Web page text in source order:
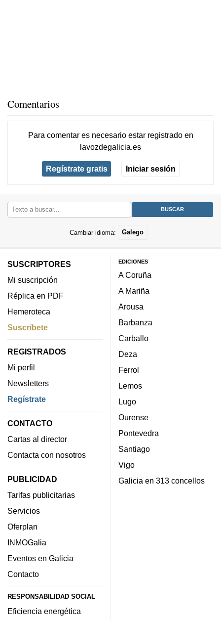
Comentarios
Para comentar es necesario estar registradoen
lavozdegalicia.es
Regístrate gratis Iniciar sesión
Cambiar idioma: Galego
SUSCRIPTORES
Mi suscripción
Réplica en PDF
Hemeroteca
Suscríbete
REGISTRADOS
Mi perfil
Newsletters
Regístrate
CONTACTO
Cartas al director
Contacta con nosotros
PUBLICIDAD
Tarifas publicitarias
Servicios
Oferplan
INMOGalia
Eventos en Galicia
Contacto
RESPONSABILIDAD SOCIAL
Eficiencia energética
EDICIONES
A Coruña
A Mariña
Arousa
Barbanza
Carballo
Deza
Ferrol
Lemos
Lugo
Ourense
Pontevedra
Santiago
Vigo
Galicia en 313 concellos